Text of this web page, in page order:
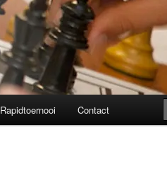
Rapidtoernooi Contact